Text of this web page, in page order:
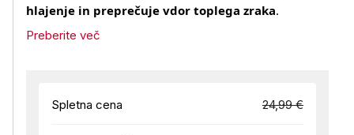
hlajenje in preprečuje vdor toplega zraka.
Preberite več
Spletna cena 24,99 €